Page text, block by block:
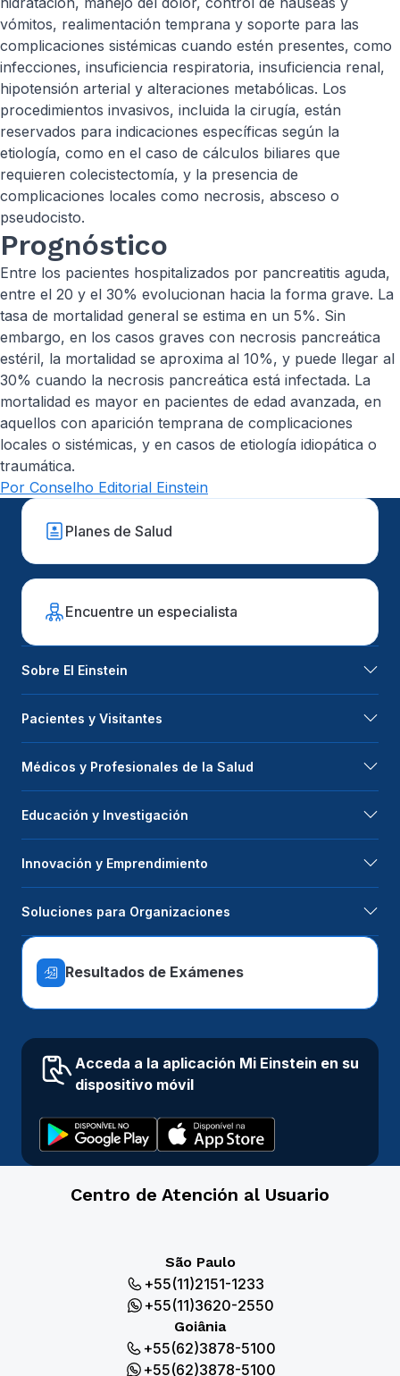
vómitos, realimentación temprana y soporte para las
complicaciones sistémicas cuando estén presentes, como
infecciones, insuficiencia respiratoria, insuficiencia renal,
hipotensión arterial y alteraciones metabólicas. Los
procedimientos invasivos, incluida la cirugía, están
reservados para indicaciones específicas según la
etiología, como en el caso de cálculos biliares que
requieren colecistectomía, y la presencia de
complicaciones locales como necrosis, absceso o
pseudocisto.
Prognóstico
Entre los pacientes hospitalizados por pancreatitis aguda,
entre el 20 y el 30% evolucionan hacia la forma grave. La
tasa de mortalidad general se estima en un 5%. Sin
embargo, en los casos graves con necrosis pancreática
estéril, la mortalidad se aproxima al 10%, y puede llegar al
30% cuando la necrosis pancreática está infectada. La
mortalidad es mayor en pacientes de edad avanzada, en
aquellos con aparición temprana de complicaciones
locales o sistémicas, y en casos de etiología idiopática o
traumática.
Por Conselho Editorial Einstein
Planes de Salud
Encuentre un especialista
Sobre El Einstein
Pacientes y Visitantes
Médicos y Profesionales de la Salud
Educación y Investigación
Innovación y Emprendimiento
Soluciones para Organizaciones
Resultados de Exámenes
Acceda a la aplicación Mi Einstein en su
dispositivo móvil
Centro de Atención al Usuario
São Paulo
+55(11)2151-1233
+55(11)3620-2550
Goiânia
+55(62)3878-5100
+55(62)3878-5100